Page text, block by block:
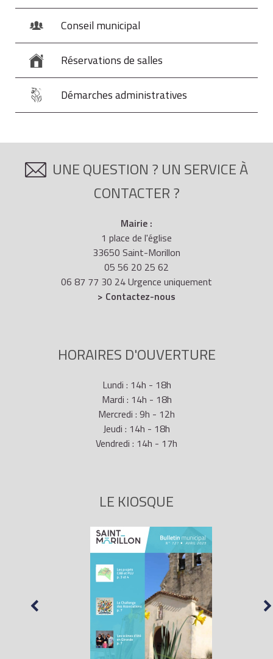
Conseil municipal
Réservations de salles
Démarches administratives
UNE QUESTION ? UN SERVICE À
CONTACTER ?
Mairie :
1 place de l'église
33650 Saint-Morillon
05 56 20 25 62
06 87 77 30 24 Urgence uniquement
> Contactez-nous
HORAIRES D'OUVERTURE
Lundi : 14h - 18h
Mardi : 14h - 18h
Mercredi : 9h - 12h
Jeudi : 14h - 18h
Vendredi : 14h - 17h
LE KIOSQUE